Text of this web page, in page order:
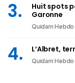
Huit spots
Garonne
Quidam Hebdo
L’Albret,
Quidam Hebdo